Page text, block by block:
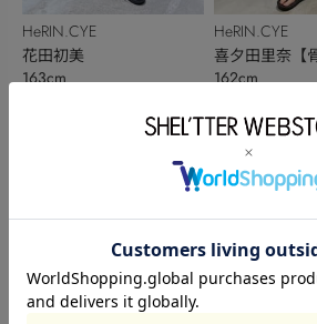
HeRIN.CYE
花田初美
163cm
HeRIN.CYE
喜夕田里奈【
ベ秋】
162cm
このアイテムを見た人がチェックし
閲覧中カテゴリーのランキング
TOPICS